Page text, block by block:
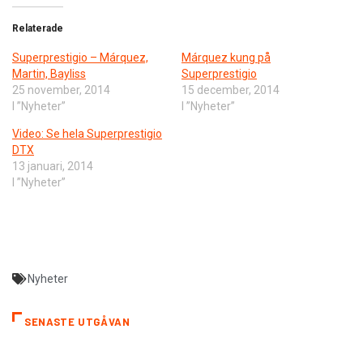
Relaterade
Superprestigio – Márquez,
Martin, Bayliss
25 november, 2014
I ”Nyheter”
Márquez kung på
Superprestigio
15 december, 2014
I ”Nyheter”
Video: Se hela Superprestigio
DTX
13 januari, 2014
I ”Nyheter”
Nyheter
SENASTE UTGÅVAN